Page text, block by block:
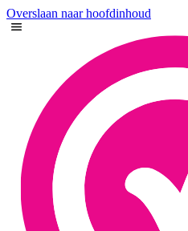
Overslaan naar hoofdinhoud